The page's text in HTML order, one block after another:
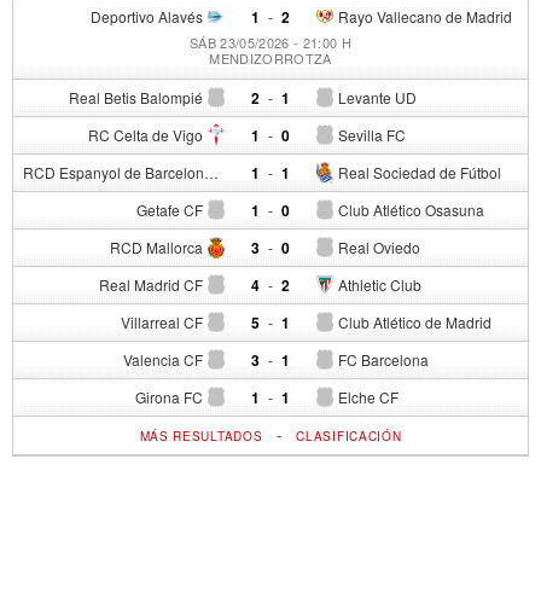
Deportivo Alavés 1 - Rayo Vallecano de Madrid
2
SÁB 23/05/2026 - 21:00 H
MENDIZORROTZA
Real Betis Balompié 2 - Levante UD
1
RC Celta de Vigo 1 - Sevilla FC
0
RCD Espanyol de Barcelona 1 - Real Sociedad de Fútbol
1
Getafe CF 1 - Club Atlético Osasuna
0
RCD Mallorca 3 - Real Oviedo
0
Real Madrid CF 4 - Athletic Club
2
Villarreal CF 5 - Club Atlético de Madrid
1
Valencia CF 3 - FC Barcelona
1
Girona FC 1 - Elche CF
1
MÁS RESULTADOS -CLASIFICACIÓN